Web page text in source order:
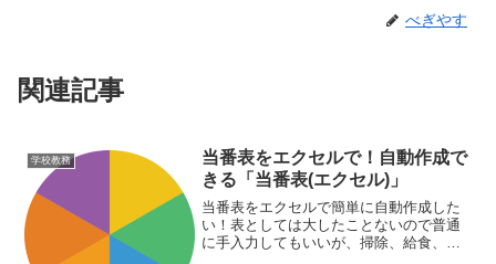
べぎやす
関連記事
学校教務
当番表をエクセルで！自動作成で
きる「当番表(エクセル)」
当番表をエクセルで簡単に自動作成した
い！表としては大したことないので普通
に手入力してもいいが、掃除、給食、生